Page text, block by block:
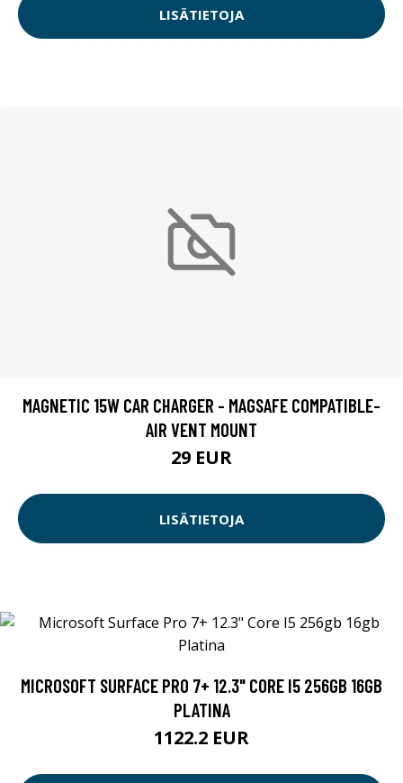
LISÄTIETOJA
MAGNETIC 15W CAR CHARGER - MAGSAFE COMPATIBLE-
AIR VENT MOUNT
29 EUR
LISÄTIETOJA
MICROSOFT SURFACE PRO 7+ 12.3" CORE I5 256GB 16GB
PLATINA
1122.2 EUR